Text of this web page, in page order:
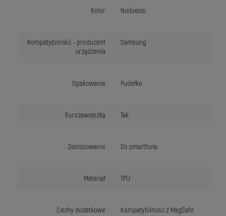
Kolor Niebieski
Kompatybilność - producent
urządzenia
Samsung
Opakowanie Pudełko
Eurozawieszka Tak
Zastosowanie Do smartfona
Materiał TPU
Cechy dodatkowe Kompatybilność z MagSafe